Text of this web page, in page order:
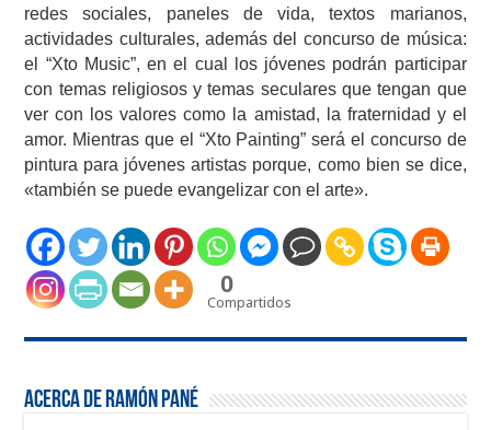
redes sociales, paneles de vida, textos marianos,
actividades culturales, además del concurso de música:
el “Xto Music”, en el cual los jóvenes podrán participar
con temas religiosos y temas seculares que tengan que
ver con los valores como la amistad, la fraternidad y el
amor. Mientras que el “Xto Painting” será el concurso de
pintura para jóvenes artistas porque, como bien se dice,
«también se puede evangelizar con el arte».
0
Compartidos
Acerca de Ramón Pané